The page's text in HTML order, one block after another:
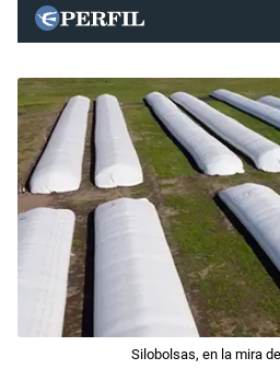
Silobolsas, en la mira